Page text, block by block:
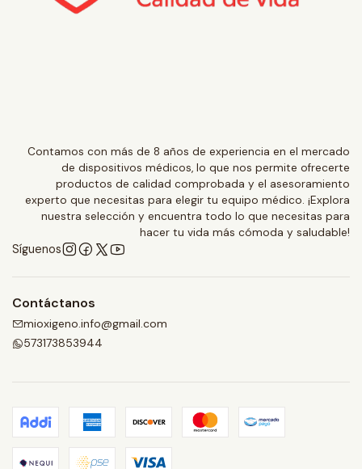
Contamos con más de 8 años de experiencia en el mercado
de dispositivos médicos, lo que nos permite ofrecerte
productos de calidad comprobada y el asesoramiento
experto que necesitas para elegir tu equipo médico. ¡Explora
nuestra selección y encuentra todo lo que necesitas para
hacer tu vida más cómoda y saludable!
Síguenos
Contáctanos
mioxigeno.info@gmail.com
573173853944